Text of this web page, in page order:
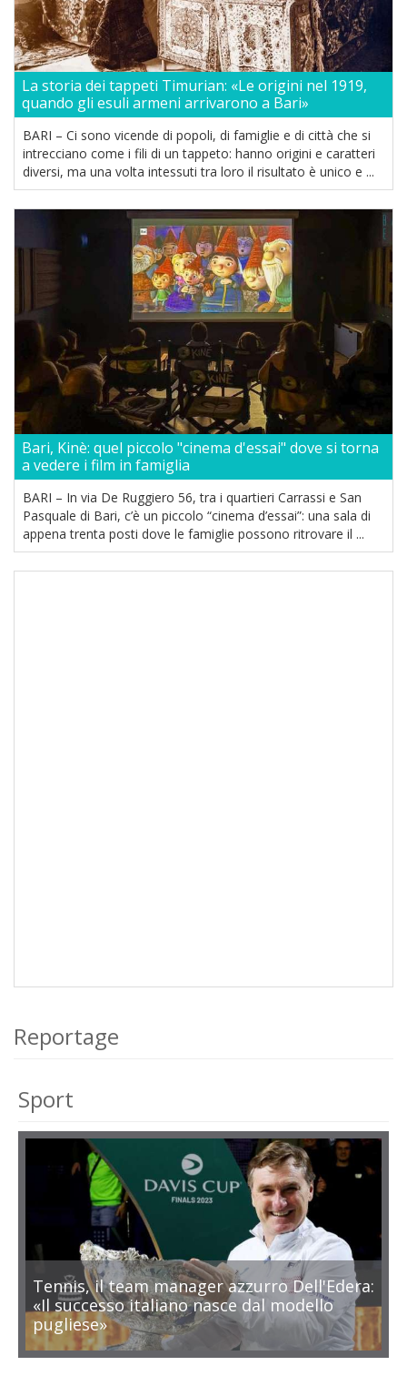
La storia dei tappeti Timurian: «Le origini nel 1919,
quando gli esuli armeni arrivarono a Bari»
BARI – Ci sono vicende di popoli, di famiglie e di città che si
intrecciano come i fili di un tappeto: hanno origini e caratteri
diversi, ma una volta intessuti tra loro il risultato è unico e ...
Bari, Kinè: quel piccolo "cinema d'essai" dove si torna
a vedere i film in famiglia
BARI – In via De Ruggiero 56, tra i quartieri Carrassi e San
Pasquale di Bari, c’è un piccolo “cinema d’essai”: una sala di
appena trenta posti dove le famiglie possono ritrovare il ...
Reportage
Sport
Tennis, il team manager azzurro Dell'Edera:
«Il successo italiano nasce dal modello
pugliese»